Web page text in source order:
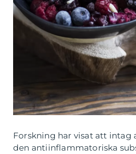
Forskning har visat att intag
den antiinflammatoriska